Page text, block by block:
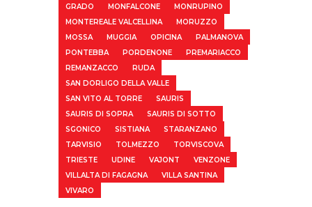
GRADO
MONFALCONE
MONRUPINO
MONTEREALE VALCELLINA
MORUZZO
MOSSA
MUGGIA OPICINA
PALMANOVA
PONTEBBA
PORDENONE
PREMARIACCO
REMANZACCO
RUDA
SAN DORLIGO DELLA VALLE
SAN VITO AL TORRE
SAURIS
SAURIS DI SOPRA
SAURIS DI SOTTO
SGONICO
SISTIANA
STARANZANO
TARVISIO
TOLMEZZO
TORVISCOVA
TRIESTE
UDINE VAJONT
VENZONE
VILLALTA DI FAGAGNA
VILLA SANTINA
VIVARO